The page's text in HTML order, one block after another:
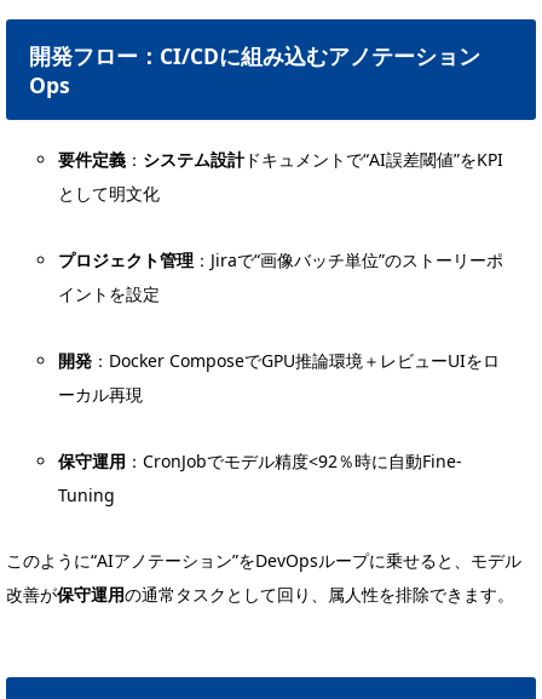
開発フロー：CI/CDに組み込むアノテーション
Ops
要件定義 ： システム設計ドキュメントで“AI誤差閾値”をKPI
として明文化
プロジェクト管理 ：Jiraで“画像バッチ単位”のストーリーポ
イントを設定
開発 ：Docker ComposeでGPU推論環境＋レビューUIをロ
ーカル再現
保守運用 ：CronJobでモデル精度<92％時に自動Fine-
Tuning
このように“AIアノテーション”をDevOpsループに乗せると、モデル
改善が保守運用の通常タスクとして回り、属人性を排除できます。